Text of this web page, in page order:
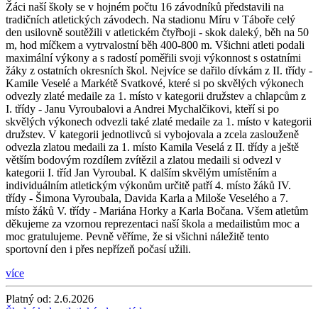
Žáci naší školy se v hojném počtu 16 závodníků představili na
tradičních atletických závodech. Na stadionu Míru v Táboře celý
den usilovně soutěžili v atletickém čtyřboji - skok daleký, běh na 50
m, hod míčkem a vytrvalostní běh 400-800 m. Všichni atleti podali
maximální výkony a s radostí poměřili svoji výkonnost s ostatními
žáky z ostatních okresních škol. Nejvíce se dařilo dívkám z II. třídy -
Kamile Veselé a Markétě Svatkové, které si po skvělých výkonech
odvezly zlaté medaile za 1. místo v kategorii družstev a chlapcům z
I. třídy - Janu Vyroubalovi a Andrei Mychalčikovi, kteří si po
skvělých výkonech odvezli také zlaté medaile za 1. místo v kategorii
družstev. V kategorii jednotlivců si vybojovala a zcela zaslouženě
odvezla zlatou medaili za 1. místo Kamila Veselá z II. třídy a ještě
větším bodovým rozdílem zvítězil a zlatou medaili si odvezl v
kategorii I. tříd Jan Vyroubal. K dalším skvělým umístěním a
individuálním atletickým výkonům určitě patří 4. místo žáků IV.
třídy - Šimona Vyroubala, Davida Karla a Miloše Veselého a 7.
místo žáků V. třídy - Mariána Horky a Karla Bočana. Všem atletům
děkujeme za vzornou reprezentaci naší škola a medailistům moc a
moc gratulujeme. Pevně věříme, že si všichni náležitě tento
sportovní den i přes nepřízeň počasí užili.
více
Platný od: 2.6.2026